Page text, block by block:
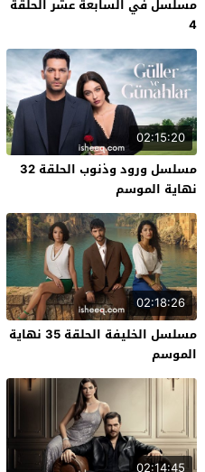
مسلسل في السابعة عشر الحلقة
4
02:15:20
مسلسل ورود وذنوب الحلقة 32
نهاية الموسم
02:18:26
مسلسل الخليفة الحلقة 35 نهاية
الموسم